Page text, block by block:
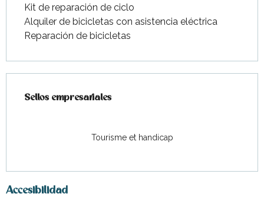
Kit de reparación de ciclo
Alquiler de bicicletas con asistencia eléctrica
Reparación de bicicletas
Sellos empresariales
Sellos empresariales
Tourisme et handicap
Accesibilidad